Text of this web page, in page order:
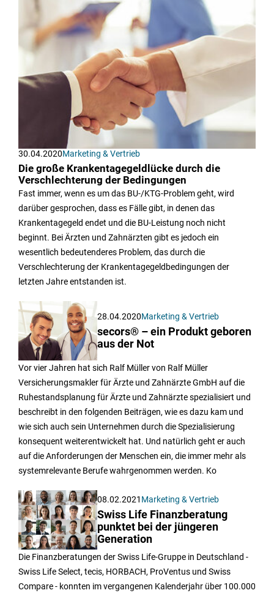
30.04.2020Marketing & Vertrieb
Die große Krankentagegeldlücke durch die
Verschlechterung der Bedingungen
Fast immer, wenn es um das BU-/KTG-Problem geht, wird
darüber gesprochen, dass es Fälle gibt, in denen das
Krankentagegeld endet und die BU-Leistung noch nicht
beginnt. Bei Ärzten und Zahnärzten gibt es jedoch ein
wesentlich bedeutenderes Problem, das durch die
Verschlechterung der Krankentagegeldbedingungen der
letzten Jahre entstanden ist.
28.04.2020Marketing & Vertrieb
secors® – ein Produkt geboren
aus der Not
Vor vier Jahren hat sich Ralf Müller von Ralf Müller
Versicherungsmakler für Ärzte und Zahnärzte GmbH auf die
Ruhestandsplanung für Ärzte und Zahnärzte spezialisiert und
beschreibt in den folgenden Beiträgen, wie es dazu kam und
wie sich auch sein Unternehmen durch die Spezialisierung
konsequent weiterentwickelt hat. Und natürlich geht er auch
auf die Anforderungen der Menschen ein, die immer mehr als
systemrelevante Berufe wahrgenommen werden. Ko
08.02.2021 Marketing & Vertrieb
Swiss Life Finanzberatung
punktet bei der jüngeren
Generation
Die Finanzberatungen der Swiss Life-Gruppe in Deutschland -
Swiss Life Select, tecis, HORBACH, ProVentus und Swiss
Compare - konnten im vergangenen Kalenderjahr über 100.000